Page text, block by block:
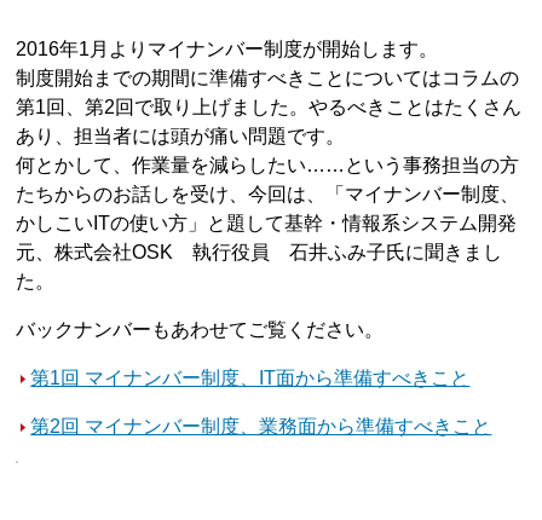
2016年1月よりマイナンバー制度が開始します。
制度開始までの期間に準備すべきことについてはコラムの
第1回、第2回で取り上げました。やるべきことはたくさん
あり、担当者には頭が痛い問題です。
何とかして、作業量を減らしたい……という事務担当の方
たちからのお話しを受け、今回は、「マイナンバー制度、
かしこいITの使い方」と題して基幹・情報系システム開発
元、株式会社OSK 執行役員 石井ふみ子氏に聞きまし
た。
バックナンバーもあわせてご覧ください。
第1回 マイナンバー制度、IT面から準備すべきこと
第2回 マイナンバー制度、業務面から準備すべきこと